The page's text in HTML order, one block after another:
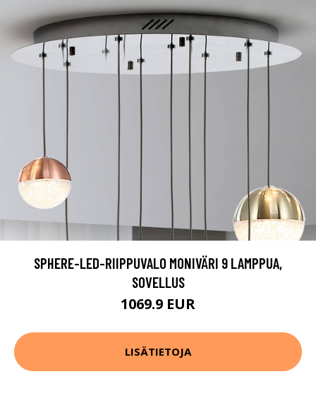
SPHERE-LED-RIIPPUVALO MONIVÄRI 9 LAMPPUA,
SOVELLUS
1069.9 EUR
LISÄTIETOJA